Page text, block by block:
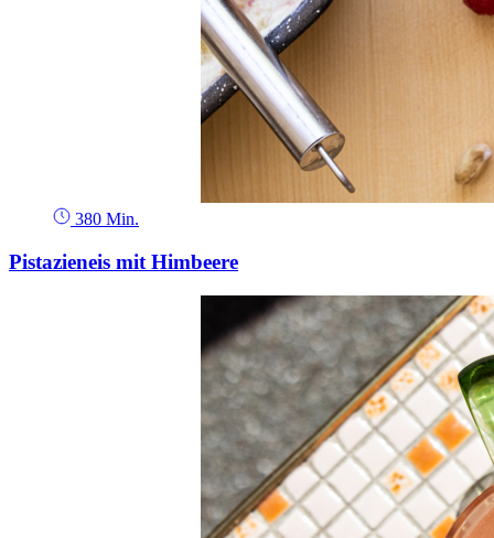
380 Min.
Pistazieneis mit Himbeere